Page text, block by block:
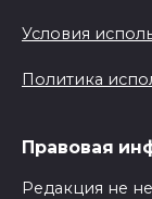
Условия
Политика
Правовая
Редакция не